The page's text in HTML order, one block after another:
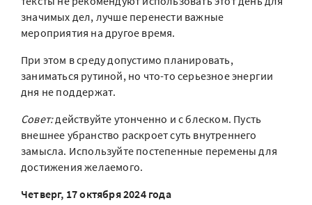
значимых дел, лучше перенести важные
мероприятия на другое время.
При этом в среду допустимо планировать,
заниматься рутиной, но что-то серьезное энергии
дня не поддержат.
Совет:действуйте утонченно и с блеском. Пусть
внешнее убранство раскроет суть внутреннего
замысла. Используйте постепенные перемены для
достижения желаемого.
Четверг, 17 октября 2024 года